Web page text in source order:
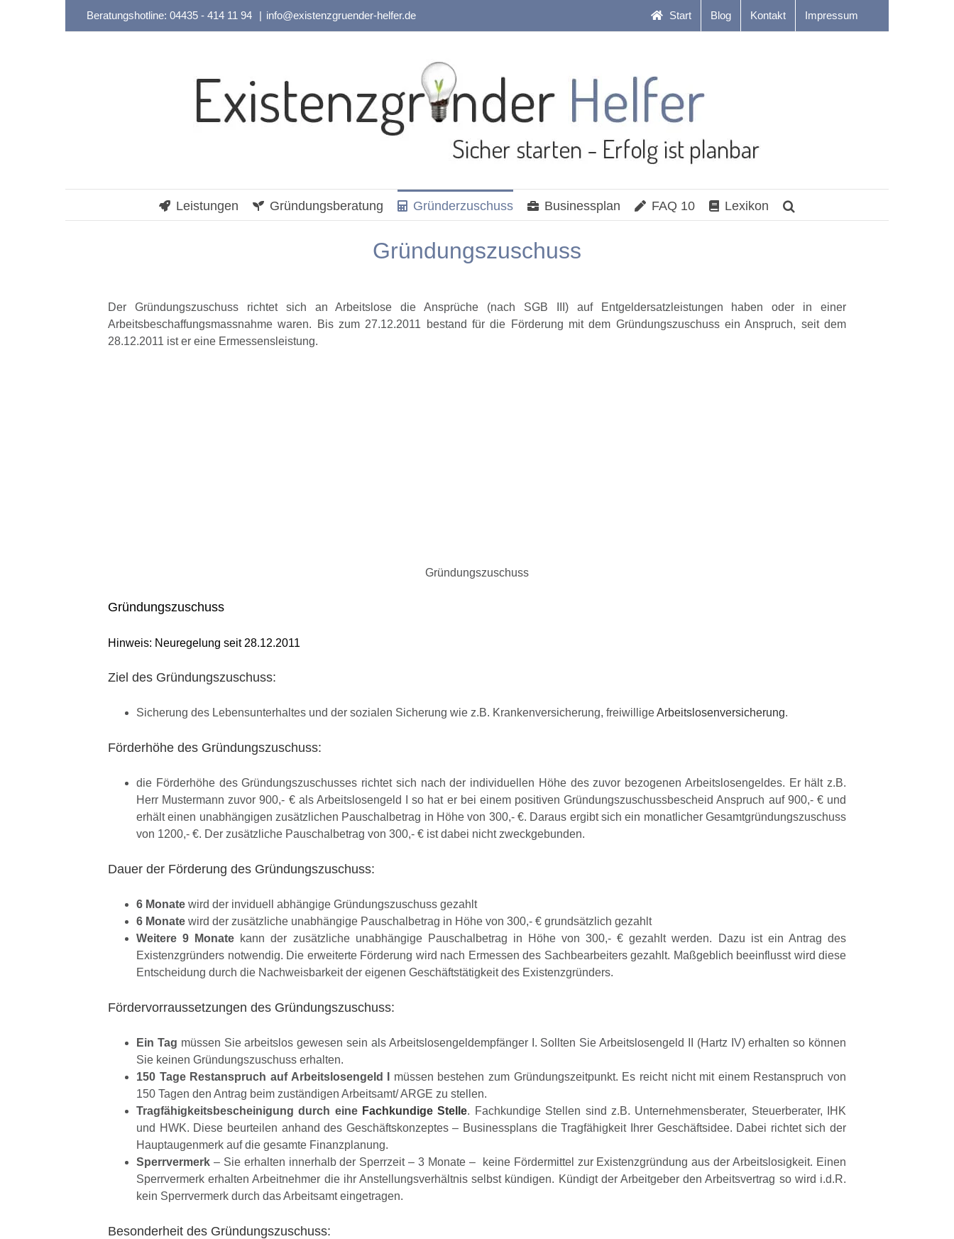
Beratungshotline: 04435 - 414 11 94 | info@existenzgruender-helfer.de Start Blog Kontakt Impressum
Leistungen Gründungsberatung Gründerzuschuss Businessplan FAQ 10 Lexikon
Gründungszuschuss
Der Gründungszuschuss richtet sich an Arbeitslose die Ansprüche (nach SGB III) auf Entgeldersatzleistungen haben oder in einer
Arbeitsbeschaffungsmassnahme waren. Bis zum 27.12.2011 bestand für die Förderung mit dem Gründungszuschuss ein Anspruch, seit dem
28.12.2011 ist er eine Ermessensleistung.
Gründungszuschuss
Gründungszuschuss
Hinweis: Neuregelung seit 28.12.2011
Ziel des Gründungszuschuss:
Sicherung des Lebensunterhaltes und der sozialen Sicherung wie z.B. Krankenversicherung, freiwilligeArbeitslosenversicherung.
Förderhöhe des Gründungszuschuss:
die Förderhöhe des Gründungszuschusses richtet sich nach der individuellen Höhe des zuvor bezogenen Arbeitslosengeldes. Er hält z.B.
Herr Mustermann zuvor 900,- € als Arbeitslosengeld I so hat er bei einem positiven Gründungszuschussbescheid Anspruch auf 900,- € und
erhält einen unabhängigen zusätzlichen Pauschalbetrag in Höhe von 300,- €. Daraus ergibt sich ein monatlicher Gesamtgründungszuschuss
von 1200,- €. Der zusätzliche Pauschalbetrag von 300,- € ist dabei nicht zweckgebunden.
Dauer der Förderung des Gründungszuschuss:
6 Monate wird der inviduell abhängige Gründungszuschuss gezahlt
6 Monate wird der zusätzliche unabhängige Pauschalbetrag in Höhe von 300,- € grundsätzlich gezahlt
Weitere 9 Monate kann der zusätzliche unabhängige Pauschalbetrag in Höhe von 300,- € gezahlt werden. Dazu ist ein Antrag des
Existenzgründers notwendig. Die erweiterte Förderung wird nach Ermessen des Sachbearbeiters gezahlt. Maßgeblich beeinflusst wird diese
Entscheidung durch die Nachweisbarkeit der eigenen Geschäftstätigkeit des Existenzgründers.
Fördervorraussetzungen des Gründungszuschuss:
Ein Tag müssen Sie arbeitslos gewesen sein als Arbeitslosengeldempfänger I. Sollten Sie Arbeitslosengeld II (Hartz IV) erhalten so können
Sie keinen Gründungszuschuss erhalten.
150 Tage Restanspruch auf Arbeitslosengeld I
müssen bestehen zum Gründungszeitpunkt. Es reicht nicht mit einem Restanspruch von
150 Tagen den Antrag beim zuständigen Arbeitsamt/ ARGE zu stellen.
Tragfähigkeitsbescheinigung durch eine Fachkundige Stelle. Fachkundige Stellen sind z.B. Unternehmensberater, Steuerberater, IHK
und HWK. Diese beurteilen anhand des Geschäftskonzeptes – Businessplans die Tragfähigkeit Ihrer Geschäftsidee. Dabei richtet sich der
Hauptaugenmerk auf die gesamte Finanzplanung.
Sperrvermerk – Sie erhalten innerhalb der Sperrzeit – 3 Monate – keine Fördermittel zur Existenzgründung aus der Arbeitslosigkeit. Einen
Sperrvermerk erhalten Arbeitnehmer die ihr Anstellungsverhältnis selbst kündigen. Kündigt der Arbeitgeber den Arbeitsvertrag so wird i.d.R.
kein Sperrvermerk durch das Arbeitsamt eingetragen.
Besonderheit des Gründungszuschuss: